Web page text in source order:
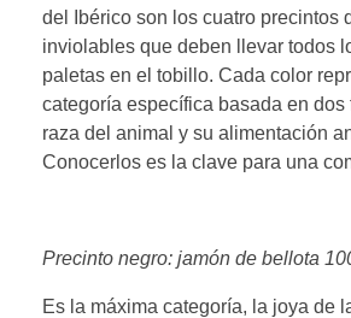
del Ibérico son los cuatro precintos
inviolables que deben llevar todos
paletas en el tobillo. Cada color
categoría específica basada en dos
raza del animal y su alimentación
Conocerlos es la clave para una
Precinto negro: jamón de bellota
Es la máxima categoría, la joya de